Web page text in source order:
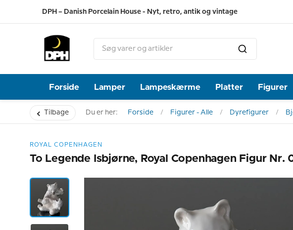
DPH – Danish Porcelain House - Nyt, retro, antik og vintage
Forside Lamper Lampeskærme Platter Figurer
Tilbage Du er her: Forside Figurer - Alle Dyrefigurer
ROYAL COPENHAGEN
To Legende Isbjørne, Royal Copenhagen Figur Nr.